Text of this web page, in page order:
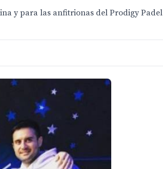
y para las anfitrionas del Prodigy